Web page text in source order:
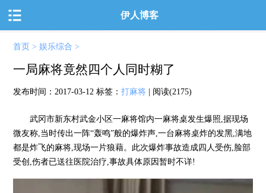
伊人博客
首页 >娱乐综合 >
一局麻将竟然四个人同时糊了
发布时间：2017-03-12 标签：打麻将 | 阅读(2175)
武冈市新东村武金小区一麻将馆内一麻将桌发生爆照,据现场
微友称,当时传出一阵“轰鸣”般的爆炸声,一台麻将桌炸的发黑,满地
都是炸飞的麻将,现场一片狼藉。此次爆炸事故造成四人受伤,脸部
受创,伤者已送往医院治疗,事故具体原因暂时不详!